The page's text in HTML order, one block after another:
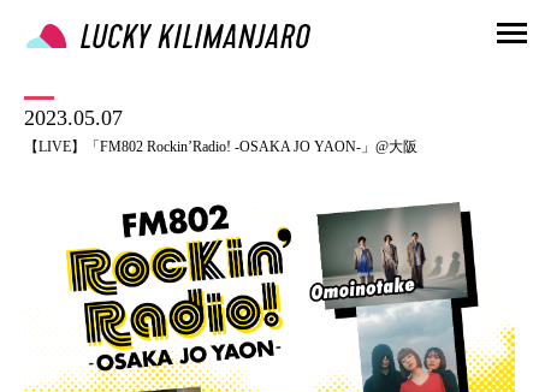
2023.05.07
【LIVE】「FM802 Rockin’Radio! -OSAKA JO YAON-」@大阪